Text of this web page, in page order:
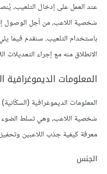
عند العمل على إدخال التلعيب،
شخصية اللاعب، من أجل الوصول
باستخدام التلعيب. سنقدم فيما
الانطلاق منه مع إجراء التعديلات
المعلومات الديموغرافية
المعلومات الديموغرافية
شخصية اللاعب، وهي تسلط
معرفة كيفية جذب اللاعبين
الجنس